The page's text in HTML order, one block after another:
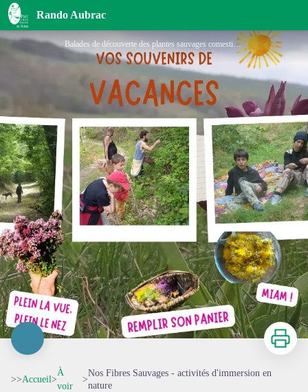
Rando Aubrac
Nos Fibres Sauvages - activités d'immersion en nature
Balades de découverte des plantes sauvages comestibles - nos fibres sauvages
Imprimer
>>Accueil>
À
voir
>
Nos Fibres Sauvages - activités d'immersion en
nature